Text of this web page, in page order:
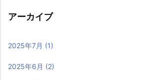
アーカイブ
2025年7月 (1)
2025年6月 (2)